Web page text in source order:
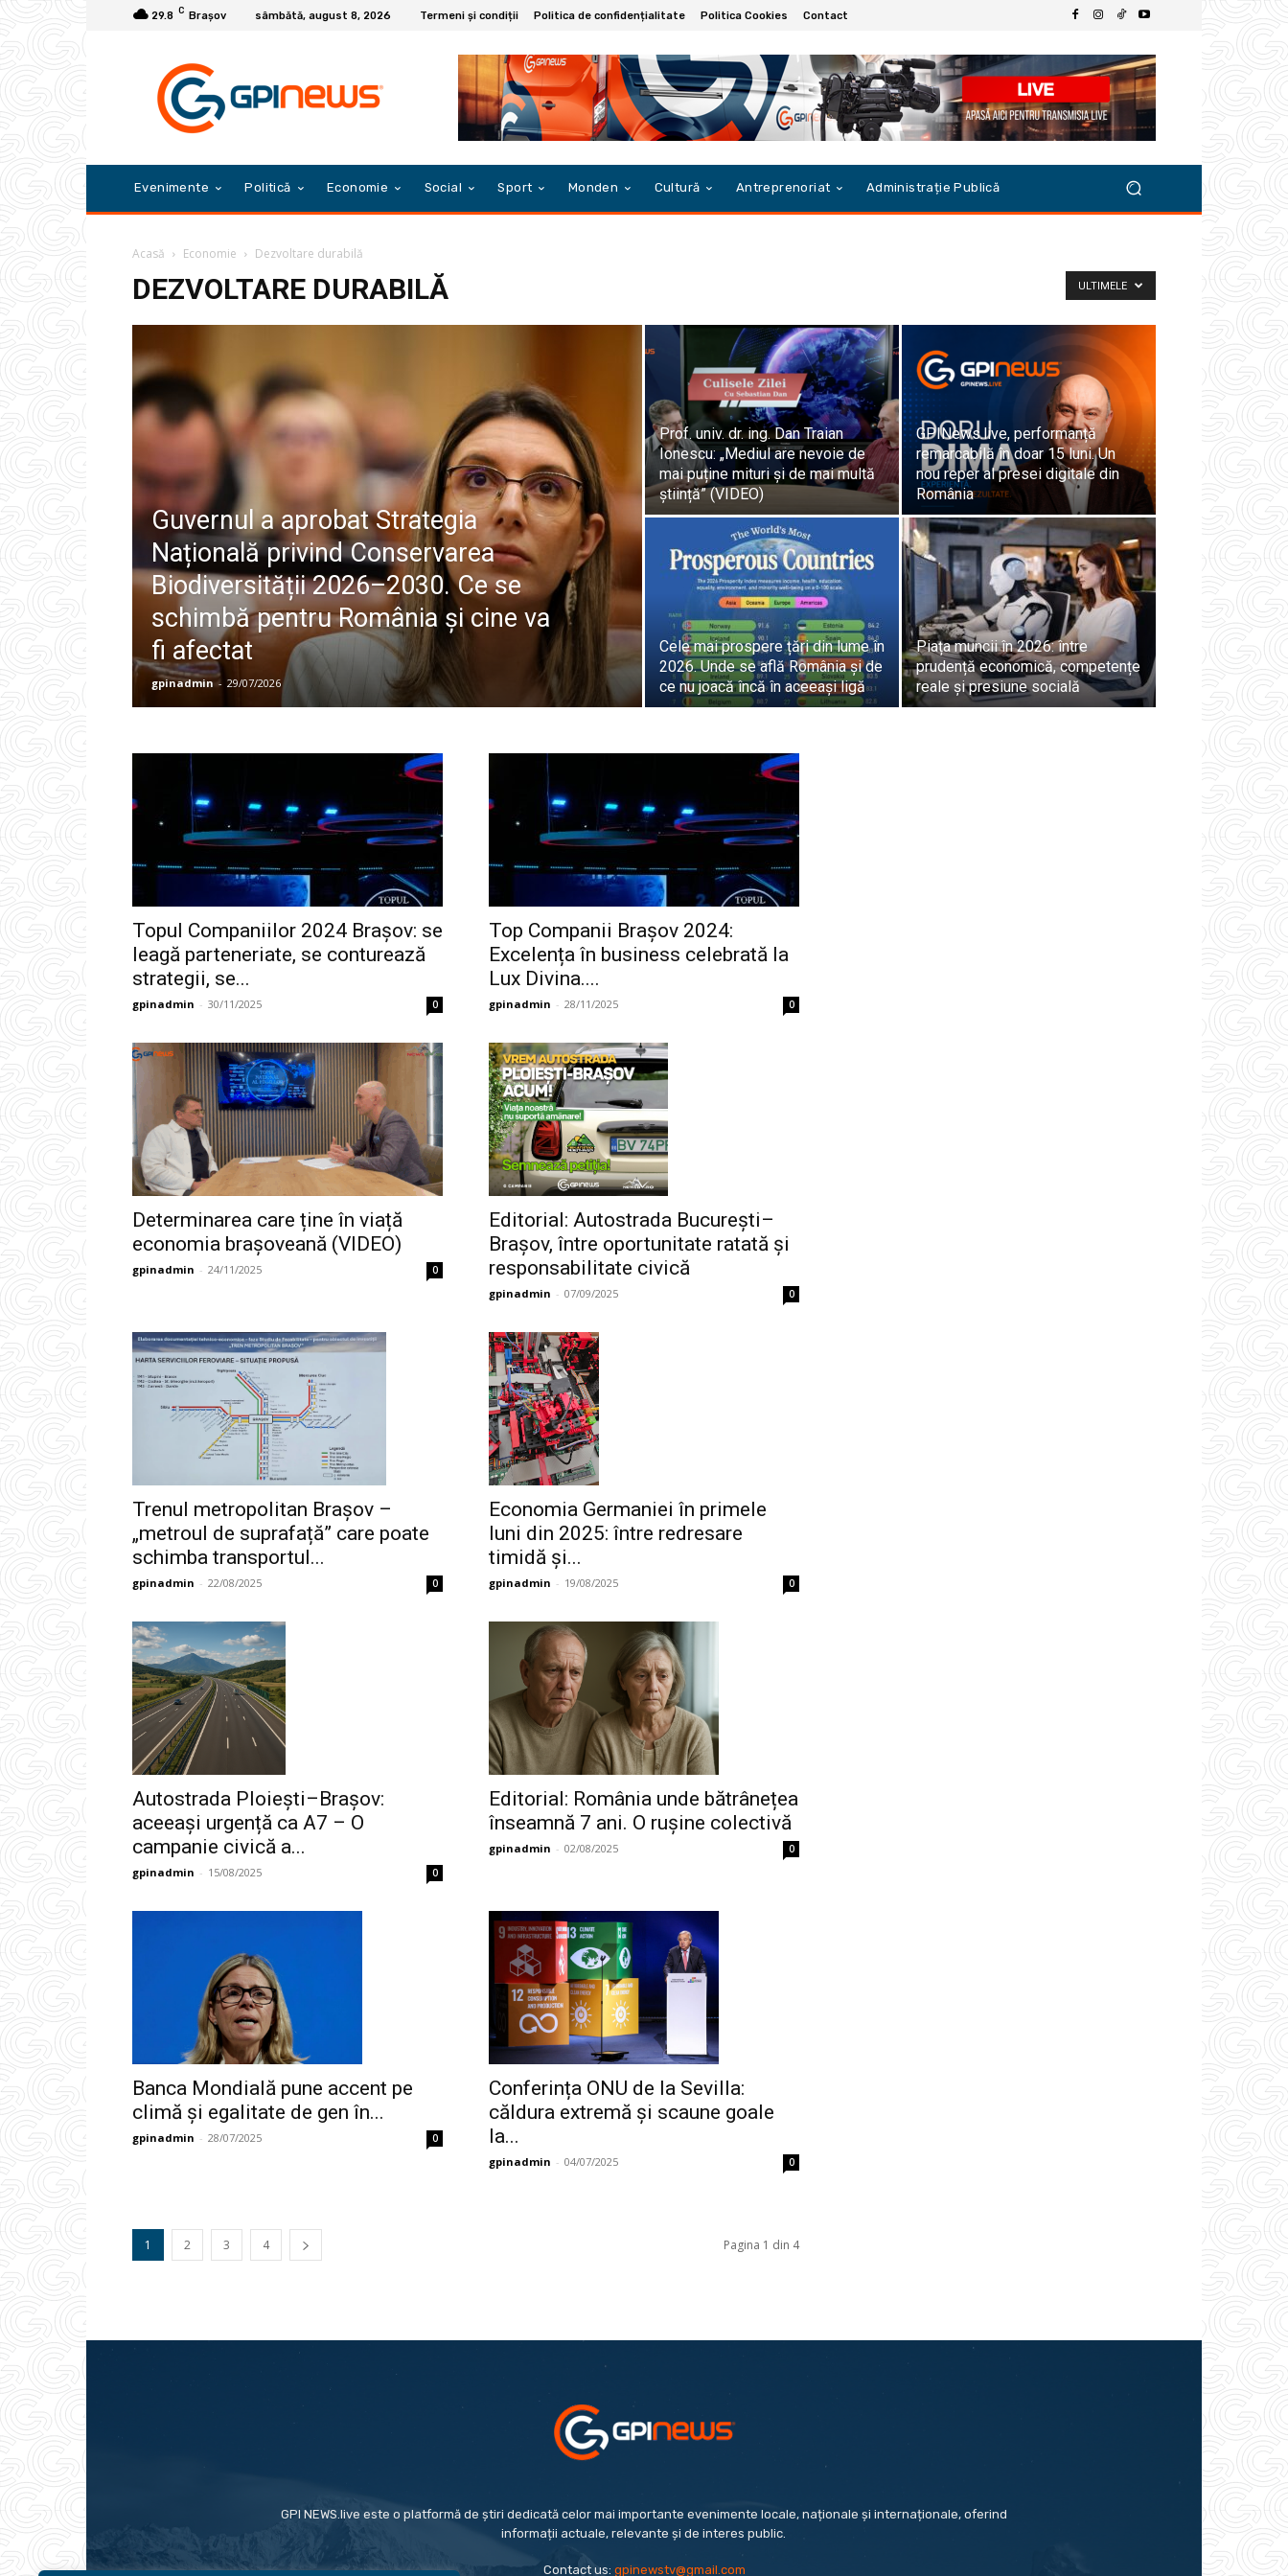
29.8 C Braşov sâmbătă, august 8, 2026 Termeni și condiții Politica de confidențialitate Politica Cookies Contact
Evenimente Politică Economie Social Sport Monden Cultură Antreprenoriat Administrație Publică
Acasă Economie Dezvoltare durabilă
DEZVOLTARE DURABILĂ ULTIMELE
Guvernul a aprobat Strategia
Națională privind Conservarea
Biodiversității 2026–2030. Ce se
schimbă pentru România și cine va
fi afectat
gpinadmin - 29/07/2026
Prof. univ. dr. ing. Dan Traian
Ionescu: „Mediul are nevoie de
mai puține mituri și de mai multă
știință” (VIDEO)
GPINews.live, performanță
remarcabilă în doar 15 luni. Un
nou reper al presei digitale din
România
Cele mai prospere țări din lume în
2026. Unde se află România și de
ce nu joacă încă în aceeași ligă
Piața muncii în 2026: între
prudență economică, competențe
reale și presiune socială
Topul Companiilor 2024 Brașov: se
leagă parteneriate, se conturează
strategii, se...
gpinadmin - 30/11/2025 0
Top Companii Brașov 2024:
Excelența în business celebrată la
Lux Divina....
gpinadmin - 28/11/2025 0
Determinarea care ține în viață
economia brașoveană (VIDEO)
gpinadmin - 24/11/2025 0
Editorial: Autostrada București–
Brașov, între oportunitate ratată și
responsabilitate civică
gpinadmin - 07/09/2025 0
Trenul metropolitan Brașov –
„metroul de suprafață” care poate
schimba transportul...
gpinadmin - 22/08/2025 0
Economia Germaniei în primele
luni din 2025: între redresare
timidă și...
gpinadmin - 19/08/2025 0
Autostrada Ploiești–Brașov:
aceeași urgență ca A7 – O
campanie civică a...
gpinadmin - 15/08/2025 0
Editorial: România unde bătrânețea
înseamnă 7 ani. O rușine colectivă
gpinadmin - 02/08/2025 0
Banca Mondială pune accent pe
climă și egalitate de gen în...
gpinadmin - 28/07/2025 0
Conferința ONU de la Sevilla:
căldura extremă și scaune goale
la...
gpinadmin - 04/07/2025 0
1 2 3 4 Pagina 1 din 4
GPI NEWS.live este o platformă de știri dedicată celor mai importante evenimente locale, naționale și internaționale, oferind
informații actuale, relevante și de interes public.
Contact us: gpinewstv@gmail.com